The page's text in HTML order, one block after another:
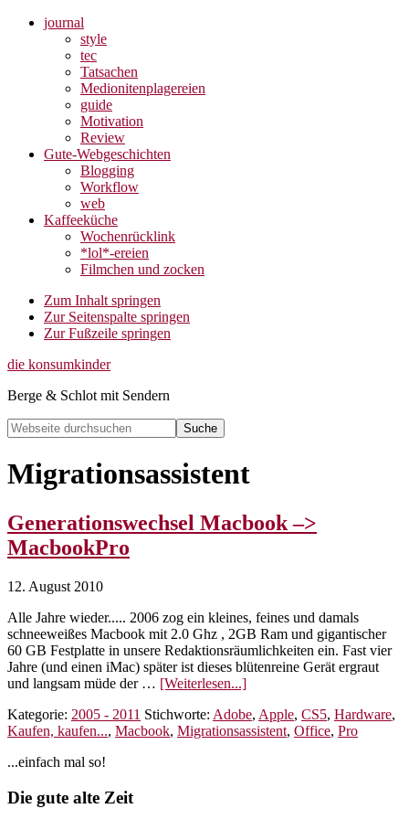
journal
style
tec
Tatsachen
Medionitenplagereien
guide
Motivation
Review
Gute-Webgeschichten
Blogging
Workflow
web
Kaffeeküche
Wochenrücklink
*lol*-ereien
Filmchen und zocken
Zum Inhalt springen
Zur Seitenspalte springen
Zur Fußzeile springen
die konsumkinder
Berge & Schlot mit Sendern
Webseite
durchsuchen
Search
Migrationsassistent
Generationswechsel Macbook –>
MacbookPro
12. August 2010
Alle Jahre wieder..... 2006 zog ein kleines, feines und damals
schneeweißes Macbook mit 2.0 Ghz , 2GB Ram und gigantischer
60 GB Festplatte in unsere Redaktionsräumlichkeiten ein. Fast vier
Jahre (und einen iMac) später ist dieses blütenreine Gerät ergraut
und langsam müde der … [Weiterlesen...]ÜberGenerationswechsel
–
>
Kategorie: 2005 - 2011 Stichworte: Adobe, Apple, CS5, Hardware,
Kaufen, kaufen..., Macbook, Migrationsassistent, Office, Pro
Seitenspalte
...einfach mal so!
Footer
Die gute alte Zeit